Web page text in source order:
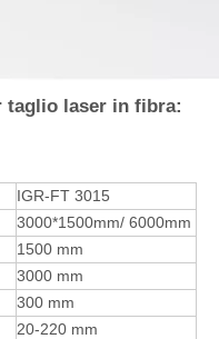
taglio laser in fibra:
IGR-FT 3015
3000*1500mm/ 6000mm
1500 mm
3000 mm
300 mm
20-220 mm